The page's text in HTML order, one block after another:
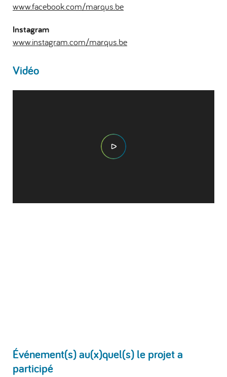
www.facebook.com/marqus.be
Instagram
www.instagram.com/marqus.be
Vidéo
Événement(s) au(x)quel(s) le projet a
participé